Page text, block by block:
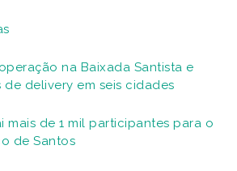
na Baixada Santista e
delivery em seis cidades
mais de 1 mil participantes para o
de Santos